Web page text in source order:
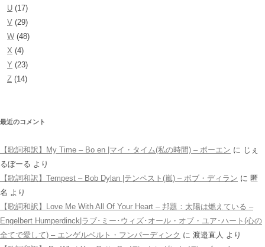
U (17)
V (29)
W (48)
X (4)
Y (23)
Z (14)
最近のコメント
【歌詞和訳】My Time – Bo en |マイ・タイム(私の時間) – ボーエン に じぇ
るぼーる より
【歌詞和訳】Tempest – Bob Dylan |テンペスト(嵐) – ボブ・ディラン に 匿
名 より
【歌詞和訳】Love Me With All Of Your Heart – 邦題：太陽は燃えている –
Engelbert Humperdinck|ラブ･ミー･ウィズ･オール・オブ・ユア･ハート(心の
全てで愛して) – エンゲルベルト・フンパーディンク に 渡邉直人 より